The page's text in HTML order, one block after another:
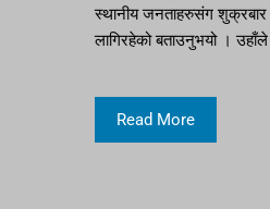
स्थानीय जनताहरुसंग शुक्रबार
लागिरहेको बताउनुभयो ।
Read More